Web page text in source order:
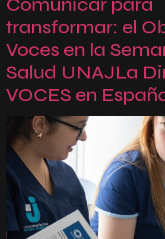
transformar: el
Voces en la
Salud UNAJLa
VOCES en